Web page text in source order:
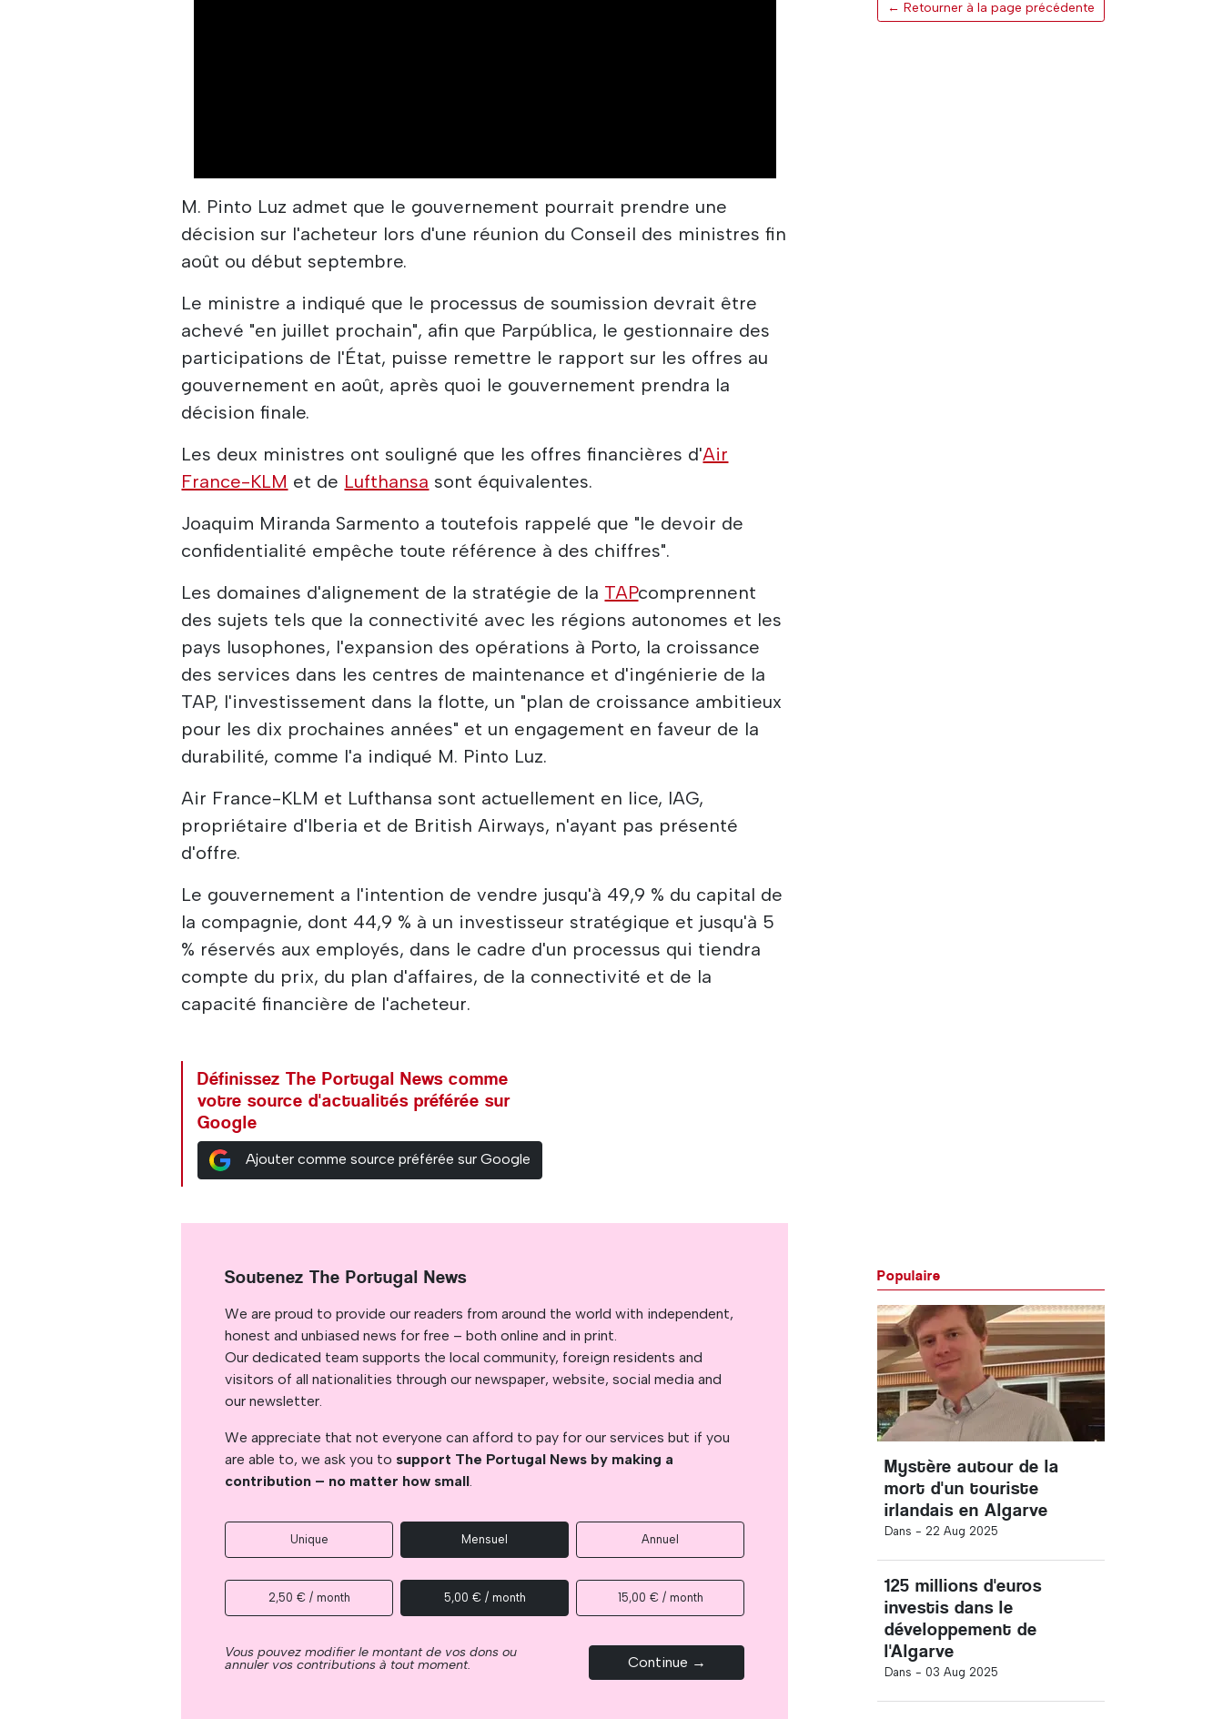
M. Pinto Luz admet que le gouvernement pourrait prendre une
décision sur l'acheteur lors d'une réunion du Conseil des ministres fin
août ou début septembre.
Le ministre a indiqué que le processus de soumission devrait être
achevé "en juillet prochain", afin que Parpública, le gestionnaire des
participations de l'État, puisse remettre le rapport sur les offres au
gouvernement en août, après quoi le gouvernement prendra la
décision finale.
Les deux ministres ont souligné que les offres financières d'Air
France-KLM et de Lufthansa sont équivalentes.
Joaquim Miranda Sarmento a toutefois rappelé que "le devoir de
confidentialité empêche toute référence à des chiffres".
Les domaines d'alignement de la stratégie de la TAPcomprennent
des sujets tels que la connectivité avec les régions autonomes et les
pays lusophones, l'expansion des opérations à Porto, la croissance
des services dans les centres de maintenance et d'ingénierie de la
TAP, l'investissement dans la flotte, un "plan de croissance ambitieux
pour les dix prochaines années" et un engagement en faveur de la
durabilité, comme l'a indiqué M. Pinto Luz.
Air France-KLM et Lufthansa sont actuellement en lice, IAG,
propriétaire d'Iberia et de British Airways, n'ayant pas présenté
d'offre.
Le gouvernement a l'intention de vendre jusqu'à 49,9 % du capital de
la compagnie, dont 44,9 % à un investisseur stratégique et jusqu'à 5
% réservés aux employés, dans le cadre d'un processus qui tiendra
compte du prix, du plan d'affaires, de la connectivité et de la
capacité financière de l'acheteur.
Définissez The Portugal News comme
votre source d'actualités préférée sur
Google
Ajouter comme source préférée sur Google
← Retourner à la page précédente
Soutenez The Portugal News
We are proud to provide our readers from around the world with independent,
honest and unbiased news for free – both online and in print.
Our dedicated team supports the local community, foreign residents and
visitors of all nationalities through our newspaper, website, social media and
our newsletter.
We appreciate that not everyone can afford to pay for our services but if you
are able to, we ask you to support The Portugal News by making a
contribution – no matter how small.
Unique Mensuel Annuel
2,50 € / month 5,00 € / month 15,00 € / month
Vous pouvez modifier le montant de vos dons ou
annuler vos contributions à tout moment. Continue →
Populaire
Mystère autour de la
mort d'un touriste
irlandais en Algarve
Dans - 22 Aug 2025
125 millions d'euros
investis dans le
développement de
l'Algarve
Dans - 03 Aug 2025